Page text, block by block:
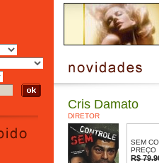
Cris Damato
DIRETOR
SEM
PREÇO
R$